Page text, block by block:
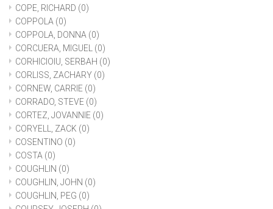
COPE, RICHARD (0)
COPPOLA (0)
COPPOLA, DONNA (0)
CORCUERA, MIGUEL (0)
CORHICIOIU, SERBAH (0)
CORLISS, ZACHARY (0)
CORNEW, CARRIE (0)
CORRADO, STEVE (0)
CORTEZ, JOVANNIE (0)
CORYELL, ZACK (0)
COSENTINO (0)
COSTA (0)
COUGHLIN (0)
COUGHLIN, JOHN (0)
COUGHLIN, PEG (0)